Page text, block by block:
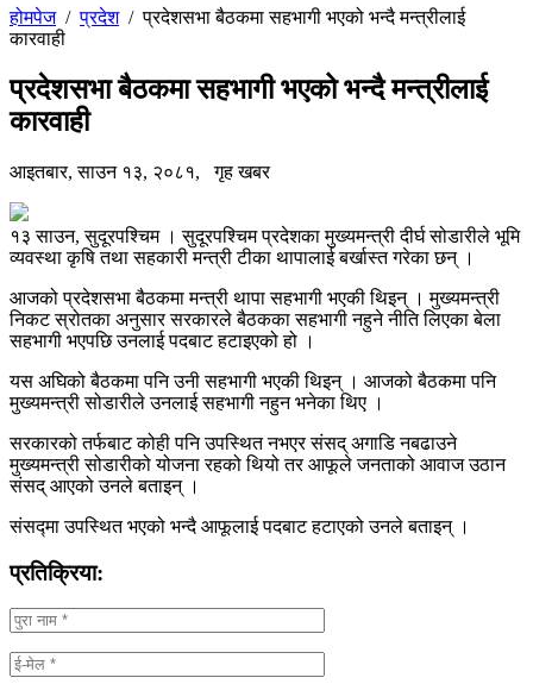
होमपेज/प्रदेश/प्रदेशसभा बैठकमा सहभागी भएको भन्दै मन्त्रीलाई
कारवाही
प्रदेशसभा बैठकमा सहभागी भएको भन्दै मन्त्रीलाई
कारवाही
आइतबार, साउन १३, २०८१, गृह खबर
१३ साउन, सुदूरपश्चिम । सुदूरपश्चिम प्रदेशका मुख्यमन्त्री दीर्घ सोडारीले भूमि
व्यवस्था कृषि तथा सहकारी मन्त्री टीका थापालाई बर्खास्त गरेका छन् ।
आजको प्रदेशसभा बैठकमा मन्त्री थापा सहभागी भएकी थिइन् । मुख्यमन्त्री
निकट स्रोतका अनुसार सरकारले बैठकका सहभागी नहुने नीति लिएका बेला
सहभागी भएपछि उनलाई पदबाट हटाइएको हो ।
यस अघिको बैठकमा पनि उनी सहभागी भएकी थिइन् । आजको बैठकमा पनि
मुख्यमन्त्री सोडारीले उनलाई सहभागी नहुन भनेका थिए ।
सरकारको तर्फबाट कोही पनि उपस्थित नभएर संसद् अगाडि नबढाउने
मुख्यमन्त्री सोडारीको योजना रहको थियो तर आफूले जनताको आवाज उठान
संसद् आएको उनले बताइन् ।
संसद्मा उपस्थित भएको भन्दै आफूलाई पदबाट हटाएको उनले बताइन् ।
प्रतिक्रिया: